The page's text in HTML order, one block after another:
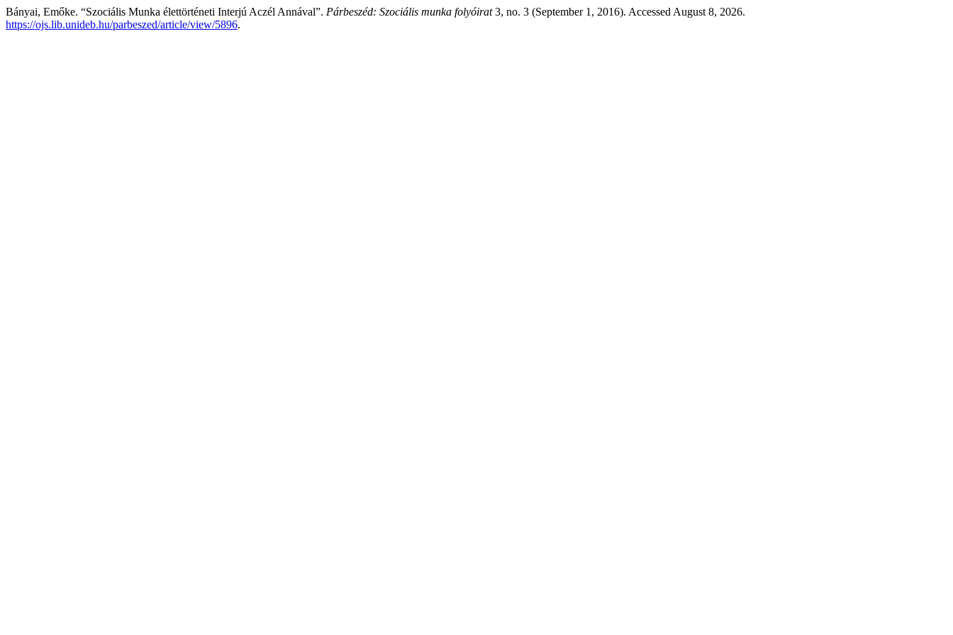
Bányai, Emőke. “Szociális Munka élettörténeti Interjú Aczél Annával”. Párbeszéd: Szociális munka folyóirat3, no. 3 (September 1, 2016). Accessed August 8, 2026.
https://ojs.lib.unideb.hu/parbeszed/article/view/5896.